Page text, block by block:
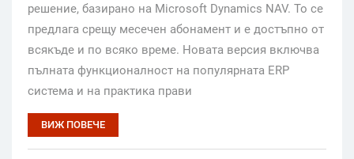
решение, базирано на Microsoft Dynamics NAV. То се
предлага срещу месечен абонамент и е достъпно от
всякъде и по всяко време. Новата версия включва
пълната функционалност на популярната ERP
система и на практика прави
ВИЖ ПОВЕЧЕ